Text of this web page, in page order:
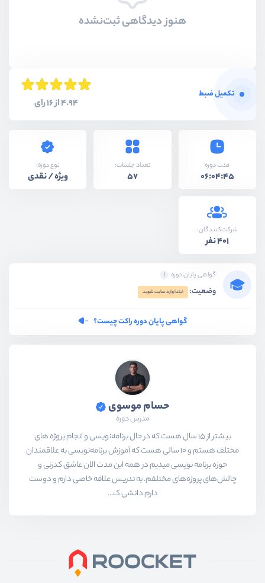
هنوز دیدگاهی ثبت‌نشده
تکمیل ضبط
4.94 از 16 رای
مدت دوره
06:04:45
تعداد جلسات:
57
نوع دوره:
ویژه / نقدی
شرکت‌کنندگان:
401 نفر
گواهی پایان دوره
وضعیت: ابتدا وارد سایت شوید
گواهی پایان دوره راکت چیست؟
حسام موسوی
مدرس دوره
بیشتر از ۱۵ سال هست که در حال برنامه‌نویسی و انجام پروژه های
مختلف هستم و ۱۰ سالی هست که آموزش برنامه‌نویسی به علاقمندان
حوزه برنامه نویسی میدیم در همه این مدت الان عاشق کدزنی و
چالش‌های پروژه‌های مختلفم. به تدریس علاقه خاصی دارم و دوست
دارم دانشی ک...